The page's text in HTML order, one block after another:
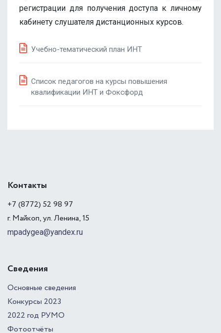
регистрации для получения доступа к личному
кабинету слушателя дистанционных курсов.
Учебно-тематический план ИНТ
Список педагогов на курсы повышения
квалификации ИНТ и Фоксфорд
Контакты
+7 (8772) 52 98 97
г. Майкоп, ул. Ленина, 15
mpadygea@yandex.ru
Сведения
Основные сведения
Конкурсы 2023
2022 год РУМО
Фотоотчёты